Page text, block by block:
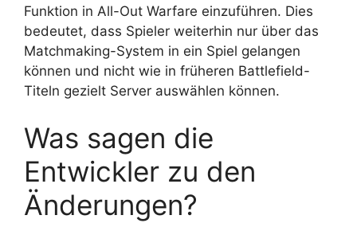
Funktion in All-Out Warfare einzuführen. Dies
bedeutet, dass Spieler weiterhin nur über das
Matchmaking-System in ein Spiel gelangen
können und nicht wie in früheren Battlefield-
Titeln gezielt Server auswählen können.
Was sagen die
Entwickler zu den
Änderungen?